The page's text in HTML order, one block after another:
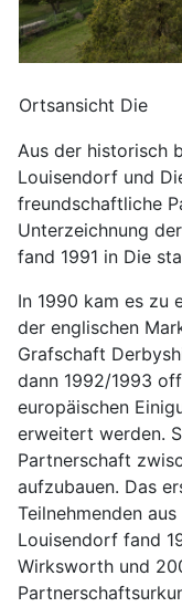
Ortsansicht Die
Aus der historisch
Louisendorf und
freundschaftliche
Unterzeichnung
fand 1991 in Die
In 1990 kam es zu
der englischen
Grafschaft
dann 1992/1993
europäischen
erweitert werden.
Partnerschaft
aufzubauen. Das
Teilnehmenden
Louisendorf fand
Wirksworth und